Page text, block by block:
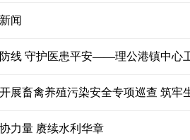
闻
展畜禽养殖污染安全专项巡查 筑牢
力量 赓续水利华章